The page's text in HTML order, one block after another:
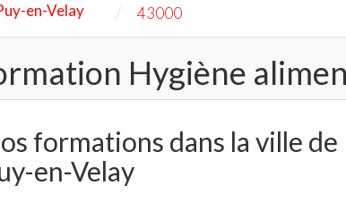
en-Velay
43000
Hygiène
formations dans la ville de
en-Velay